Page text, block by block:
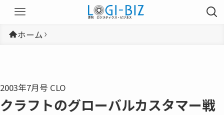
ホーム
2003年7月号 CLO
クラフトのグローバルカスタマー戦